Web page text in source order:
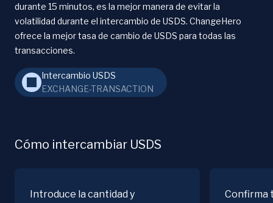
durante 15 minutos, es la mejor manera de evitar la
volatilidad durante el intercambio de USDS. ChangeHero
ofrece la mejor tasa de cambio de USDS para todas las
transacciones.
Intercambio USDS
EXCHANGE-TRANSACTION
Cómo intercambiar USDS
Introduce la cantidad y
Confirma